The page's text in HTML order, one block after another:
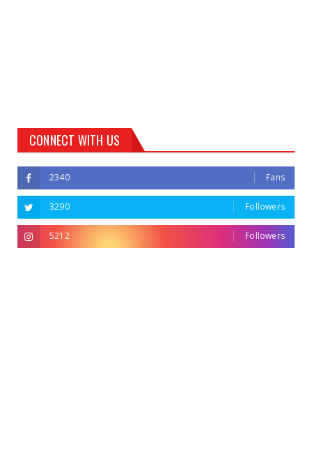
CONNECT WITH US
2340 Fans
3290 Followers
5212 Followers